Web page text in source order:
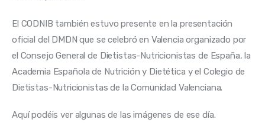
El CODNIB también estuvo presente en la presentación
oficial del DMDN que se celebró en Valencia organizado por
el Consejo General de Dietistas-Nutricionistas de España, la
Academia Española de Nutrición y Dietética y el Colegio de
Dietistas-Nutricionistas de la Comunidad Valenciana.
Aquí podéis ver algunas de las imágenes de ese día.